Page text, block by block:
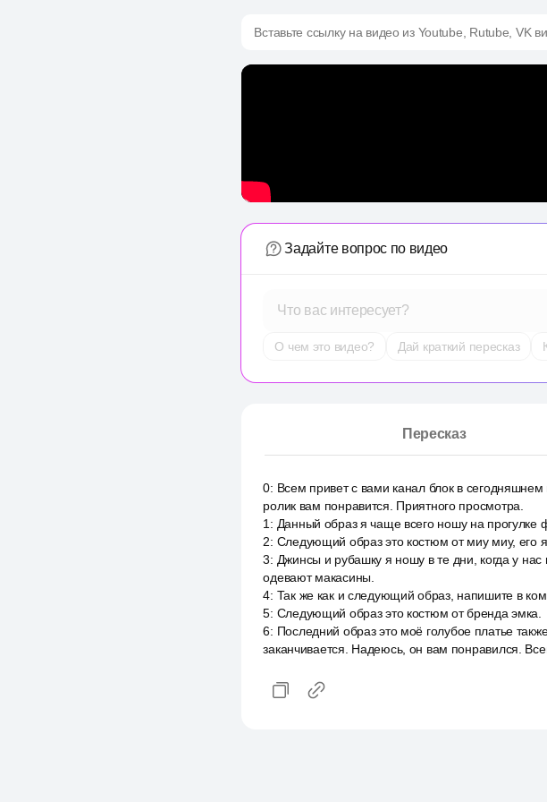
Вставьте ссылку на видео из Youtube, Rutube, VK
Задайте вопрос по видео
Что вас интересует?
О чем это видео? Дай краткий пересказ
Пересказ
0: Всем привет с вами канал блок в
ролик вам понравится. Приятного просмотра.
1 : Данный образ я чаще всего ношу на прогулке
2: Следующий образ это костюм от миу миу, его
3: Джинсы и рубашку я ношу в те дни, когда у нас
одевают макасины.
4: Так же как и следующий образ, напишите в
5: Следующий образ это костюм от бренда эмка.
6: Последний образ это моё голубое платье
заканчивается. Надеюсь, он вам понравился.